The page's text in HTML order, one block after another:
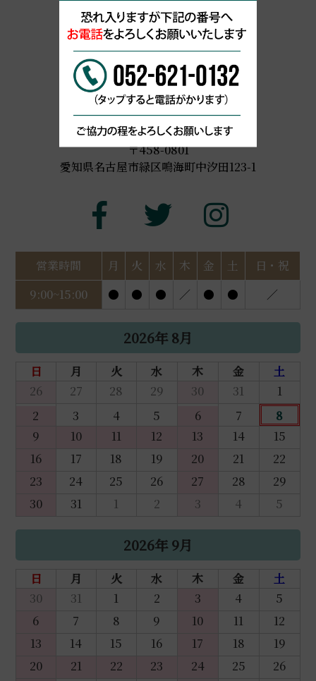
名古屋市緑区 漢方専門薬局
052-621-0132
〒458-0801
愛知県名古屋市緑区鳴海町中汐田123-1
営業時間 月 火 水 木 金 土
日・祝
9:00~15:00
● ● ● ／ ● ● ／
2026年 8月
日 月 火 水 木 金
土
26
27 28 29 30 31
1
2
3 4 5 6 7
8
9
10 11 12 13 14
15
16
17 18 19 20 21
22
23
24 25 26 27 28
29
30
31 1 2 3 4 5
2026年 9月
日 月 火 水 木 金
土
30
31 1 2 3 4
5
6
7 8 9 10 11
12
13
14 15 16 17 18
19
20
21 22 23 24 25
26